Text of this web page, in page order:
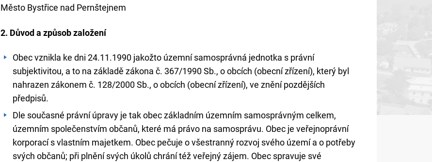
Město Bystřice nad Pernštejnem
2. Důvod a způsob založení
Obec vznikla ke dni 24.11.1990 jakožto územní samosprávná jednotka s právní
subjektivitou, a to na základě zákona č. 367/1990 Sb., o obcích (obecní zřízení), který byl
nahrazen zákonem č. 128/2000 Sb., o obcích (obecní zřízení), ve znění pozdějších
předpisů.
Dle současné právní úpravy je tak obec základním územním samosprávným celkem,
územním společenstvím občanů, které má právo na samosprávu. Obec je veřejnoprávní
korporací s vlastním majetkem. Obec pečuje o všestranný rozvoj svého území a o potřeby
svých občanů; při plnění svých úkolů chrání též veřejný zájem. Obec spravuje své